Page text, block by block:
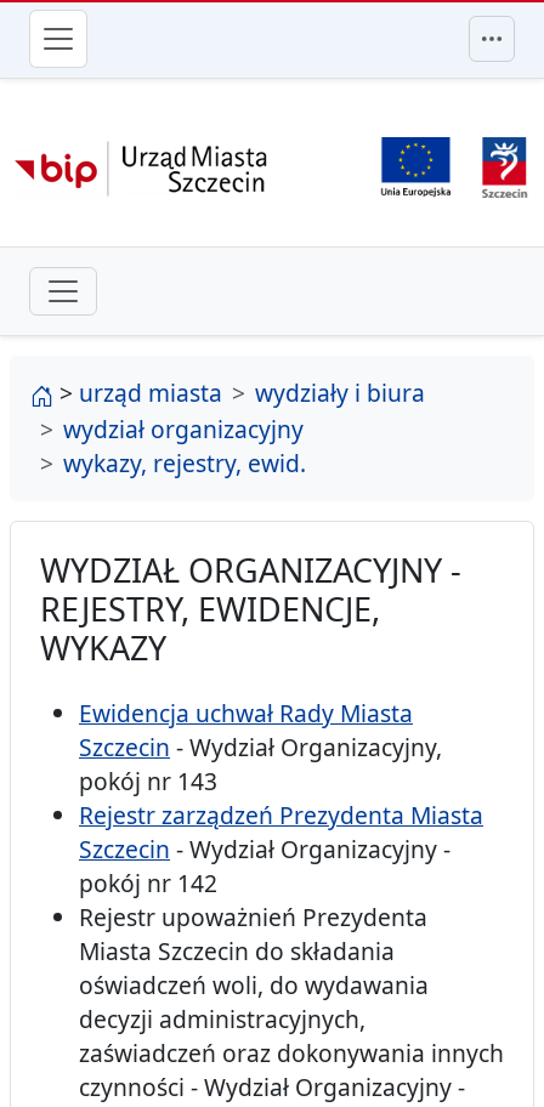
przejdź do głównego menu
strona główna
> urząd miasta
wydziały i biura
wydział organizacyjny
wykazy, rejestry, ewid.
WYDZIAŁ ORGANIZACYJNY -
REJESTRY, EWIDENCJE,
WYKAZY
Ewidencja uchwał Rady Miasta
Szczecin - Wydział Organizacyjny,
pokój nr 143
Rejestr zarządzeń Prezydenta Miasta
Szczecin - Wydział Organizacyjny -
pokój nr 142
Rejestr upoważnień Prezydenta
Miasta Szczecin do składania
oświadczeń woli, do wydawania
decyzji administracyjnych,
zaświadczeń oraz dokonywania innych
czynności - Wydział Organizacyjny -